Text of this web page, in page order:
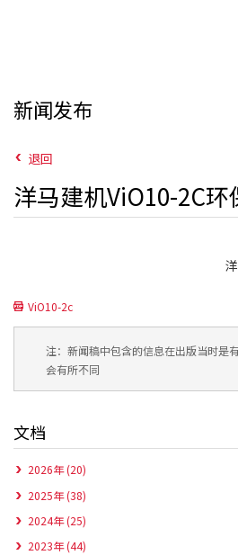
新闻发布
退回
洋马建机ViO10-2C
ViO10-2c
注：新闻稿中包含的信息在出版当时是
会有所不同
文档
2026年 (20)
2025年 (38)
2024年 (25)
2023年 (44)